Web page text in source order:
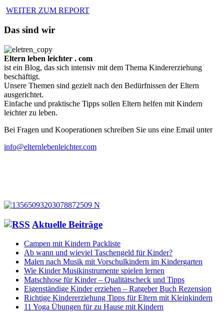
WEITER ZUM REPORT
Das sind wir
Eltern leben leichter . com
ist ein Blog, das sich intensiv mit dem Thema Kindererziehung
beschäftigt.
Unsere Themen sind gezielt nach den Bedürfnissen der Eltern
ausgerichtet.
Einfache und praktische Tipps sollen Eltern helfen mit Kindern
leichter zu leben.
Bei Fragen und Kooperationen schreiben Sie uns eine Email unter
info@elternlebenleichter.com
Aktuelle Beiträge
Campen mit Kindern Packliste
Ab wann und wieviel Taschengeld für Kinder?
Malen nach Musik mit Vorschulkindern im Kindergarten
Wie Kinder Musikinstrumente spielen lernen
Matschhose für Kinder – Qualitätscheck und Tipps
Eigenständige Kinder erziehen – Ratgeber Buch Rezension
Richtige Kindererziehung Tipps für Eltern mit Kleinkindern
11 Yoga Übungen für zu Hause mit Kindern